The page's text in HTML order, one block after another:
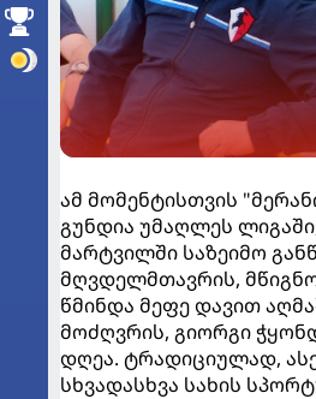
ამ მომენტისთვის
გუნდია უმაღლეს
მარტვილში საზეიმო
მღვდელმთავრის,
წმინდა მეფე დავით
მოძღვრის, გიორგი
დღეა. ტრადიციულად,
სხვადასხვა სახის